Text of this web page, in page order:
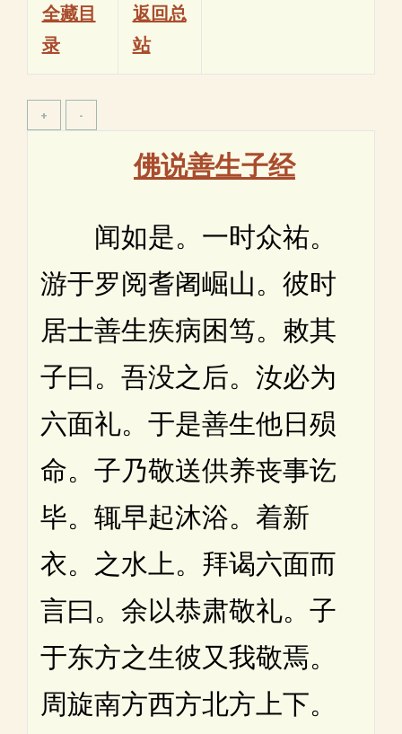
全藏目
录
返回总
站
佛说善生子经
闻如是。一时众祐。
游于罗阅耆阇崛山。彼时
居士善生疾病困笃。敕其
子曰。吾没之后。汝必为
六面礼。于是善生他日殒
命。子乃敬送供养丧事讫
毕。辄早起沐浴。着新
衣。之水上。拜谒六面而
言曰。余以恭肃敬礼。子
于东方之生彼又我敬焉。
周旋南方西方北方上下。